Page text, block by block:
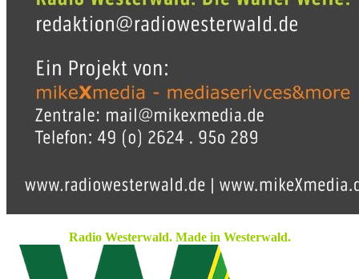
Radio Westerwald. Made in Westerwald.